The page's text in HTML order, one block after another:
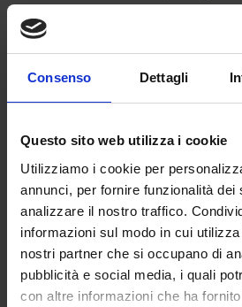
Consenso Dettagli
Questo sito web utilizza i cookie
Utilizziamo i cookie per
annunci, per fornire funzionalità dei
analizzare il nostro traffico.
informazioni sul modo in cui
nostri partner che si occupano di
pubblicità e social media, i quali
con altre informazioni che ha
progetto con la comunità
consapevolezza che il
debba essere sperperato. I
rappresentanti d’Istituto ed i
il progetto con grande
hanno dovuto constatare
una grande occasione di
I docenti denunciano inoltre
poter svolgere la necessaria
controllo. Come si legge nel
sono esclusi dalla fase di